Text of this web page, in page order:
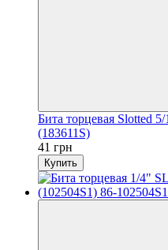
Бита торцевая Slotted
(183611S)
41 грн
Купить